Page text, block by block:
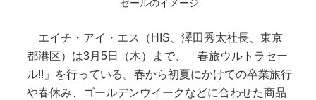
セールのイメージ
エイチ・アイ・エス（HIS、澤田秀太社長、東京
都港区）は3月5日（木）まで、「春旅ウルトラセー
ル!!」を行っている。春から初夏にかけての卒業旅行
や春休み、ゴールデンウイークなどに合わせた商品